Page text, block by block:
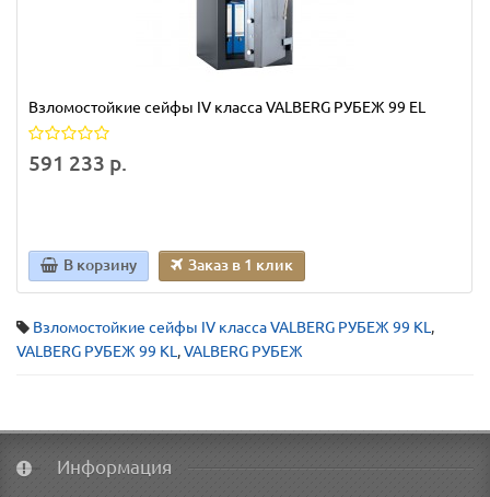
Взломостойкие сейфы IV класса VALBERG РУБЕЖ 99 EL
591 233 р.
В корзину Заказ в 1 клик
Взломостойкие сейфы IV класса VALBERG РУБЕЖ 99 KL ,
VALBERG РУБЕЖ 99 KL ,VALBERG РУБЕЖ
Информация